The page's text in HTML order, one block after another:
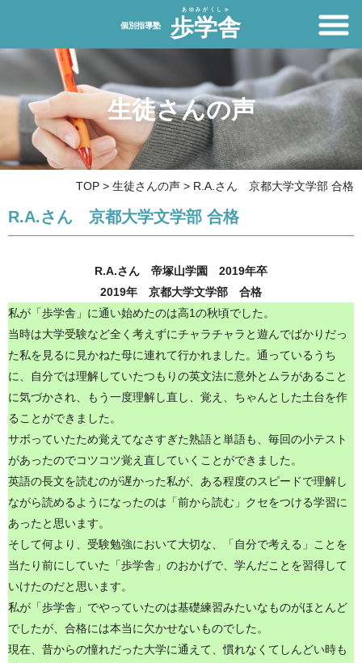
生徒さんの声
TOP > 生徒さんの声 > R.A.さん 京都大学文学部 合格
R.A.さん 京都大学文学部 合格
R.A.さん 帝塚山学園 2019年卒
2019年 京都大学文学部 合格
私が「歩学舎」に通い始めたのは高1の秋頃でした。
当時は大学受験など全く考えずにチャラチャラと遊んでばかりだっ
た私を見るに見かねた母に連れて行かれました。通っているうち
に、自分では理解していたつもりの英文法に意外とムラがあること
に気づかされ、もう一度理解し直し、覚え、ちゃんとした土台を作
ることができました。
サボっていたため覚えてなさすぎた熟語と単語も、毎回の小テスト
があったのでコツコツ覚え直していくことができました。
英語の長文を読むのが遅かった私が、ある程度のスピードで理解し
ながら読めるようになったのは「前から読む」クセをつける学習に
あったと思います。
そして何より、受験勉強において大切な、「自分で考える」ことを
当たり前にしていた「歩学舎」のおかげで、学んだことを習得して
いけたのだと思います。
私が「歩学舎」でやっていたのは基礎練習みたいなものがほとんど
でしたが、合格には本当に欠かせないものでした。
現在、昔からの憧れだった大学に通えて、慣れなくてしんどい時も